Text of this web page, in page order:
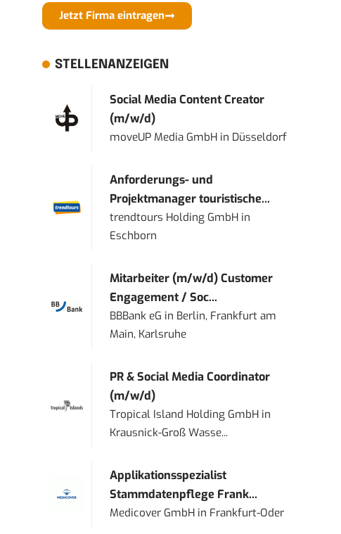
Jetzt Firma eintragen
STELLENANZEIGEN
Social Media Content Creator
(m/w/d)
moveUP Media GmbH in Düsseldorf
Anforderungs- und
Projektmanager touristische...
trendtours Holding GmbH in
Eschborn
Mitarbeiter (m/w/d) Customer
Engagement / Soc...
BBBank eG in Berlin, Frankfurt am
Main, Karlsruhe
PR & Social Media Coordinator
(m/w/d)
Tropical Island Holding GmbH in
Krausnick-Groß Wasse...
Applikationsspezialist
Stammdatenpflege Frank...
Medicover GmbH in Frankfurt-Oder